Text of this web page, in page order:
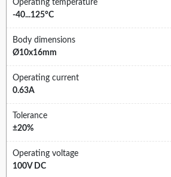
Operating temperature
-40...125°C
Body dimensions
Ø10x16mm
Operating current
0.63A
Tolerance
±20%
Operating voltage
100V DC